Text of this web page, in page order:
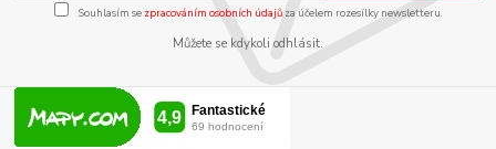
Souhlasím se zpracováním osobních údajůza účelem rozesílky newsletteru.
Můžete se kdykoli odhlásit.